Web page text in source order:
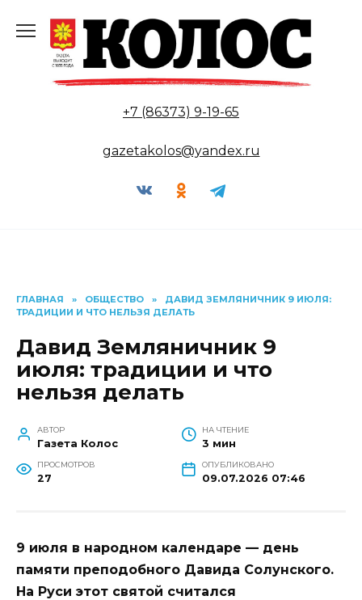
содержанию
+7 (86373) 9-19-65
gazetakolos@yandex.ru
ГЛАВНАЯ » ОБЩЕСТВО »
ДАВИД ЗЕМЛЯНИЧНИК 9 ИЮЛЯ:
ТРАДИЦИИ И ЧТО НЕЛЬЗЯ ДЕЛАТЬ
Давид Земляничник 9
июля: традиции и что
нельзя делать
АВТОР
Газета Колос
НА ЧТЕНИЕ
3 мин
ПРОСМОТРОВ
27
ОПУБЛИКОВАНО
09.07.2026 07:46
9 июля в народном календаре — день
памяти преподобного Давида Солунского.
На Руси этот святой считался